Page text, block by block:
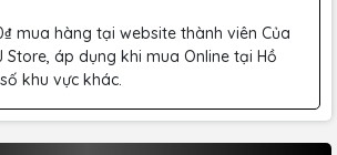
mua hàng tại website thành viên Của
Store, áp dụng khi mua Online tại Hồ
khu vực khác.